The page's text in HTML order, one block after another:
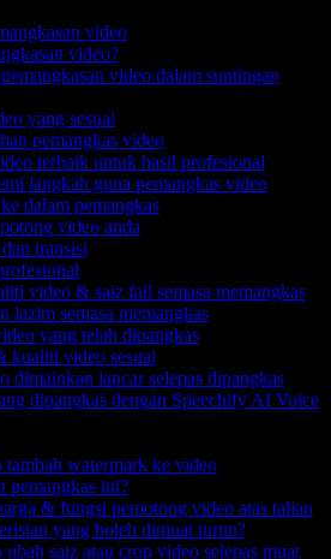
video
video?
video dalam suntingan
yang sesuai
pemangkas video
terbaik untuk hasil profesional
langkah guna pemangkas video
dalam pemangkas
video anda
transisi
video & saiz fail semasa memangkas
lazim semasa memangkas
yang telah dipangkas
kualiti video sesuai
dimainkan lancar selepas dipangkas
dipangkas dengan Speechify AI Voice
tambah watermark ke video
pemangkas ini?
& fungsi pemotong video atas talian
yang boleh dimuat turun?
saiz atau crop video selepas muat